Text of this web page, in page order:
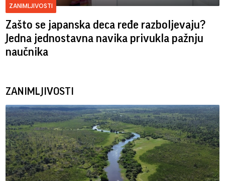
ZANIMLJIVOSTI
Zašto se japanska deca ređe razboljevaju?
Jedna jednostavna navika privukla pažnju
naučnika
ZANIMLJIVOSTI